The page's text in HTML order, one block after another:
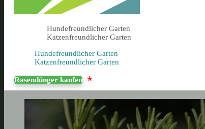
Hundefreundlicher Garten
Katzenfreundlicher Garten
Hundefreundlicher Garten
Katzenfreundlicher Garten
Rasendünger kaufen *